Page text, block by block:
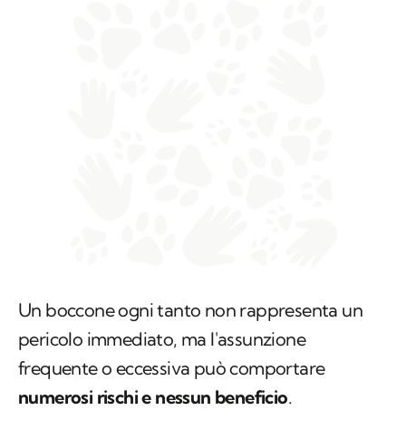
Un boccone ogni tanto non rappresenta un
pericolo immediato, ma l'assunzione
frequente o eccessiva può comportare
numerosi rischi e nessun beneficio.